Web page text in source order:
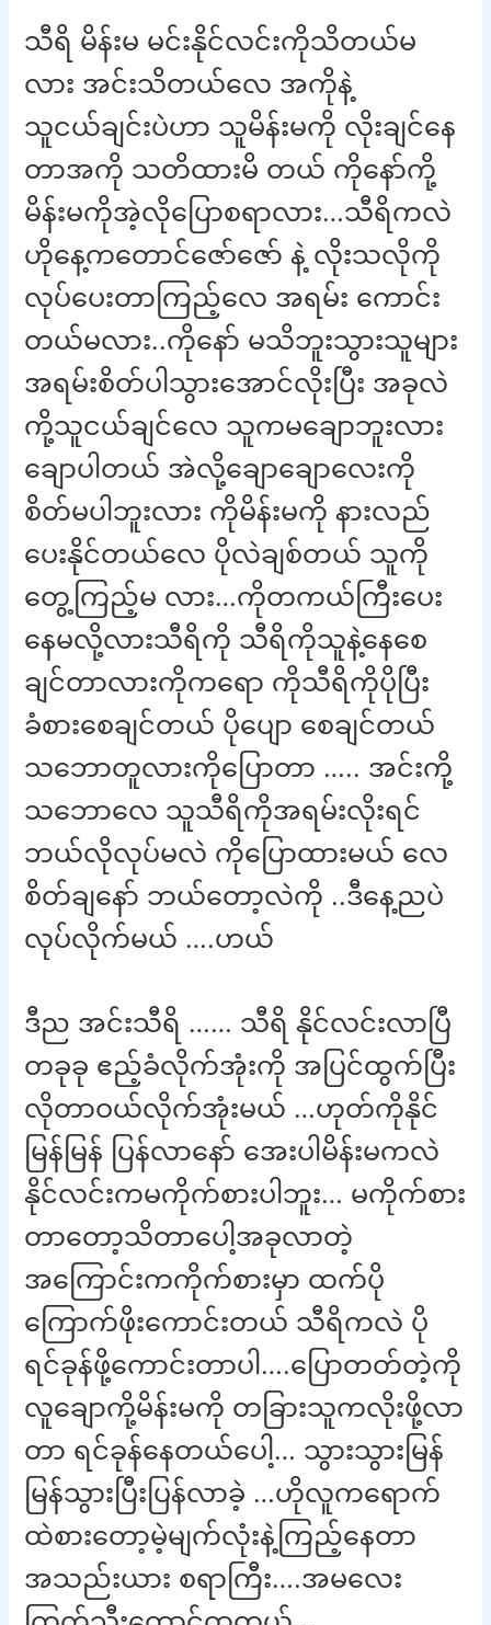
သီရိ မိန်းမ မင်းနိုင်လင်းကိုသိတယ်မ
လား အင်းသိတယ်လေ အကိုနဲ့
သူငယ်ချင်းပဲဟာ သူမိန်းမကို လိုးချင်နေ
တာအကို သတိထားမိ တယ် ကိုနော်ကို့
မိန်းမကိုအဲ့လိုပြောစရာလား…သီရိကလဲ
ဟိုနေ့ကတောင်ဇော်ဇော် နဲ့ လိုးသလိုကို
လုပ်ပေးတာကြည့်လေ အရမ်း ကောင်း
တယ်မလား..ကိုနော် မသိဘူးသွားသူများ
အရမ်းစိတ်ပါသွားအောင်လိုးပြီး အခုလဲ
ကို့သူငယ်ချင်လေ သူကမချောဘူးလား
ချောပါတယ် အဲလို့ချောချောလေးကို
စိတ်မပါဘူးလား ကိုမိန်းမကို နားလည်
ပေးနိုင်တယ်လေ ပိုလဲချစ်တယ် သူကို
တွေ့ကြည့်မ လား…ကိုတကယ်ကြီးပေး
နေမလို့လားသီရိကို သီရိကိုသူနဲ့နေစေ
ချင်တာလားကိုကရော ကိုသီရိကိုပိုပြီး
ခံစားစေချင်တယ် ပိုပျော စေချင်တယ်
သဘောတူလားကိုပြောတာ ….. အင်းကို့
သဘောလေ သူသီရိကိုအရမ်းလိုးရင်
ဘယ်လိုလုပ်မလဲ ကိုပြောထားမယ် လေ
စိတ်ချနော် ဘယ်တော့လဲကို ..ဒီနေ့ညပဲ
လုပ်လိုက်မယ် ….ဟယ်
ဒီည အင်းသီရိ …… သီရိ နိုင်လင်းလာပြီ
တခုခု ဧည့်ခံလိုက်အုံးကို အပြင်ထွက်ပြီး
လိုတာဝယ်လိုက်အုံးမယ် …ဟုတ်ကိုနိုင်
မြန်မြန် ပြန်လာနော် အေးပါမိန်းမကလဲ
နိုင်လင်းကမကိုက်စားပါဘူး… မကိုက်စား
တာတော့သိတာပေါ့အခုလာတဲ့
အကြောင်းကကိုက်စားမှာ ထက်ပို
ကြောက်ဖိုးကောင်းတယ် သီရိကလဲ ပို
ရင်ခုန်ဖို့ကောင်းတာပါ….ပြောတတ်တဲ့ကို
လူချောကို့မိန်းမကို တခြားသူကလိုးဖို့လာ
တာ ရင်ခုန်နေတယ်ပေါ့… သွားသွားမြန်
မြန်သွားပြီးပြန်လာခဲ့ …ဟိုလူကရောက်
ထဲစားတော့မဲ့မျက်လုံးနဲ့ကြည့်နေတာ
အသည်းယား စရာကြီး….အမလေး